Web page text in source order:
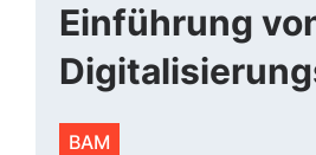
Einführung
BAM